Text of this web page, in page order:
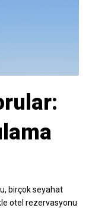
birçok seyahat
otel rezervasyonu